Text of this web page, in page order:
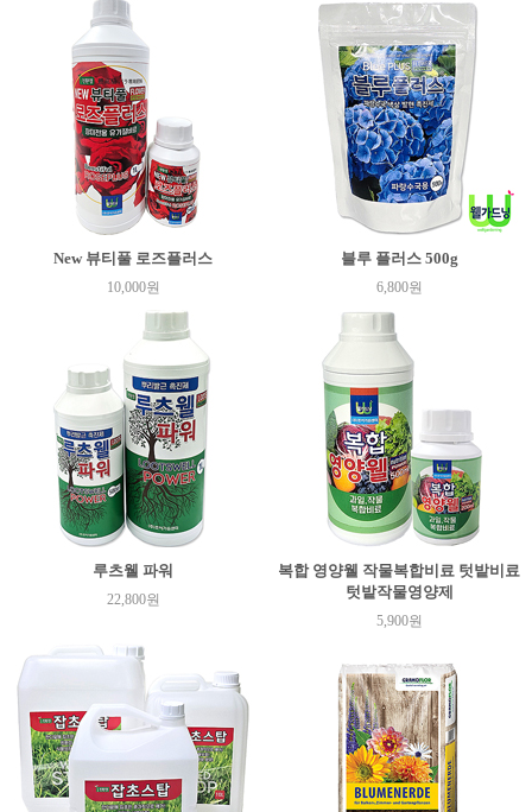
New 뷰티풀 로즈플러스
10,000원
블루 플러스 500g
6,800원
루츠웰 파워
22,800원
복합 영양웰 작물복합비료 텃밭비료
텃밭작물영양제
5,900원